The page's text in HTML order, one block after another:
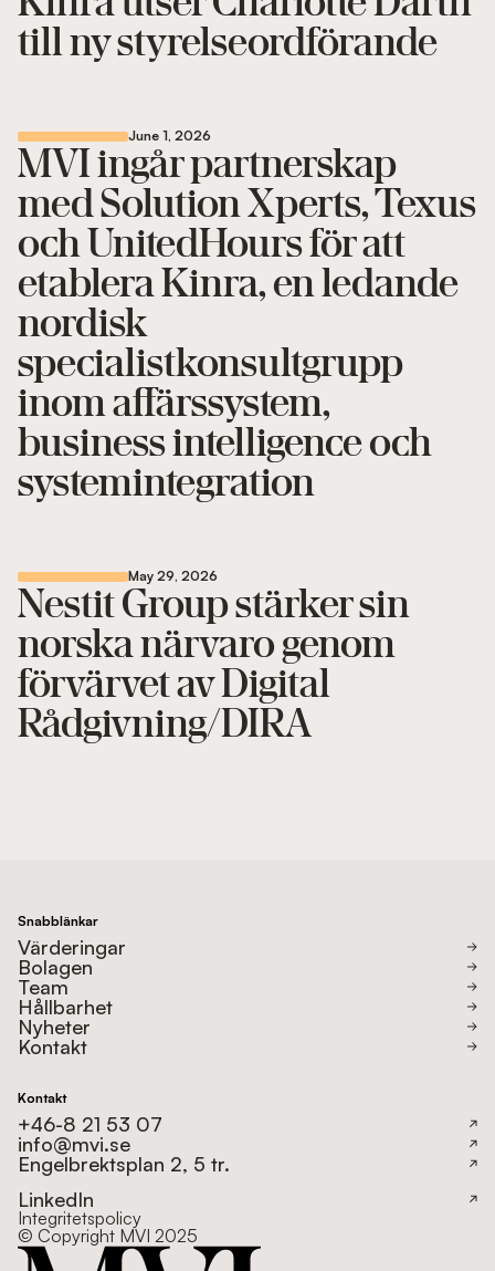
till ny styrelseordförande
June 1, 2026
MVI ingår partnerskap
med Solution Xperts, Texus
och UnitedHours för att
etablera Kinra, en ledande
nordisk
specialistkonsultgrupp
inom affärssystem,
business intelligence och
systemintegration
May 29, 2026
Nestit Group stärker sin
norska närvaro genom
förvärvet av Digital
Rådgivning/DIRA
Snabblänkar
Värderingar
Bolagen
Team
Hållbarhet
Nyheter
Kontakt
Kontakt
+46-8 21 53 07
info@mvi.se
Engelbrektsplan 2, 5 tr.
LinkedIn
Integritetspolicy
© Copyright MVI 2025